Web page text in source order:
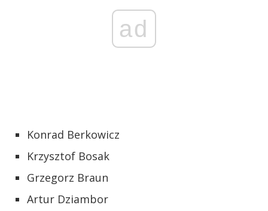
ad
Konrad Berkowicz
Krzysztof Bosak
Grzegorz Braun
Artur Dziambor